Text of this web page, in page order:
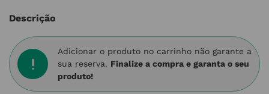
Descrição
Adicionar o produto no carrinho não garante a
sua reserva. Finalize a compra e garanta o seu
produto!